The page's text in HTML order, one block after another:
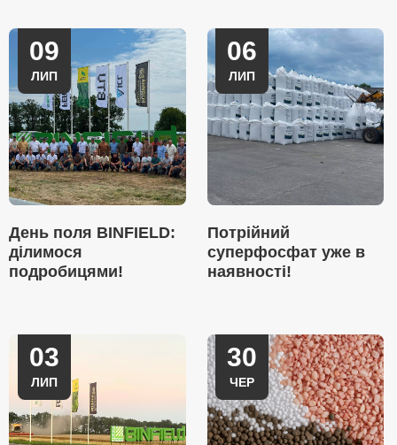
09
ЛИП
День поля BINFIELD:
ділимося
подробицями!
06
ЛИП
Потрійний
суперфосфат уже в
наявності!
03
ЛИП
30
ЧЕР